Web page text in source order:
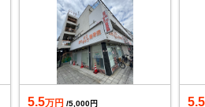
5.5万円 /5,000円
5.5